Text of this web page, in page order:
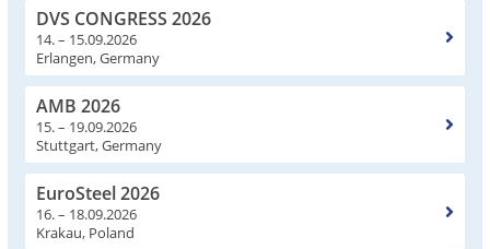
DVS CONGRESS 2026
14. – 15.09.2026
Erlangen, Germany
AMB 2026
15. – 19.09.2026
Stuttgart, Germany
EuroSteel 2026
16. – 18.09.2026
Krakau, Poland